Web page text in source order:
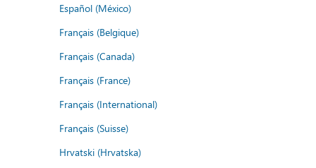
Español (México)
Français (Belgique)
Français (Canada)
Français (France)
Français (International)
Français (Suisse)
Hrvatski (Hrvatska)